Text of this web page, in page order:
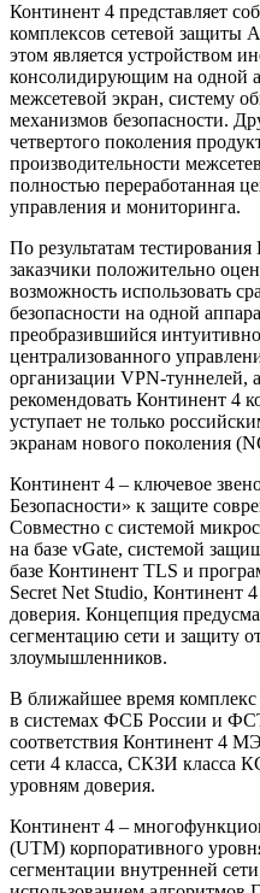
Континент 4 представляет
комплексов сетевой
этом является устройством
консолидирующим на одной
межсетевой экран, систему
механизмов безопасности.
четвертого поколения
производительности
полностью переработанная
управления и мониторинга.
По результатам
заказчики положительно
возможность использовать
безопасности на одной
преобразившийся
централизованного
организации VPN-туннелей,
рекомендовать Континент 4
уступает не только
экранам нового поколения
Континент 4 – ключевое
Безопасности» к защите
Совместно с системой
на базе vGate, системой
базе Континент TLS и
Secret Net Studio, Континент
доверия. Концепция
сегментацию сети и защиту
злоумышленников.
В ближайшее время
в системах ФСБ России и
соответствия Континент 4
сети 4 класса, СКЗИ класса
уровням доверия.
Континент 4 –
(UTM) корпоративного
сегментации внутренней